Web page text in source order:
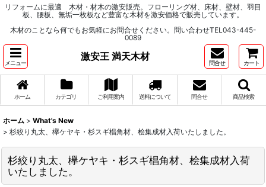
リフォームに最適 木材・材木の激安販売。フローリング材、床材、壁材、羽目
板、腰板、無垢一枚板など豊富な木材を激安価格で販売しています。
木材のことなら何でもお気軽にお問合せください。問い合わせTEL043-445-
0089
メニュー
激安王 満天木材
問合せ カート
ホーム カテゴリ ご利用案内 送料について 問合せ 商品検索
ホーム > What's New
> 杉絞り丸太、欅ケヤキ・杉スギ椙角材、桧集成材入荷いたしました。
杉絞り丸太、欅ケヤキ・杉スギ椙角材、桧集成材入荷
いたしました。